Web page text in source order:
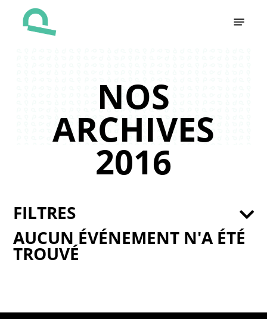
NOS
ARCHIVES
2016
AUCUN ÉVÉNEMENT N'A ÉTÉ
TROUVÉ
FILTRES